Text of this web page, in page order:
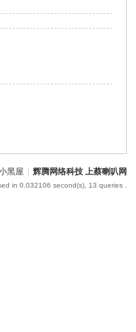
黑屋 辉腾网络科技 上蔡喇叭网
in 0.032106 second(s), 13 queries .